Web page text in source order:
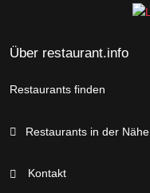
Über restaurant.info
Restaurants finden
Restaurants in der Nähe
Kontakt